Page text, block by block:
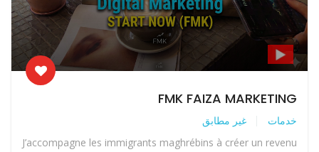
FMK FAIZA MARKETING
خدمات غير مطابق
J’accompagne les immigrants maghrébins à créer un revenu